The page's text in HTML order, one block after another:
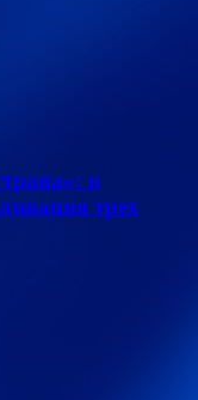
в
трех